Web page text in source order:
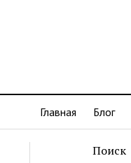
Главная Блог
Поиск